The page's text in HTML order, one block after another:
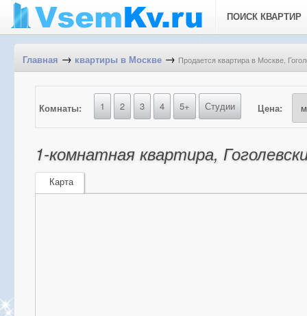
ПОИСК КВАРТИР
Главная → квартиры в Москве → Продается квартира в Москве,
Комнаты: 1 2 3 4 5+ Студии Цена:
1-комнатная квартира,
Карта